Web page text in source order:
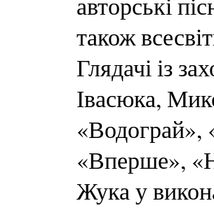
також
Глядачі із
Івасюка,
«Водограй»,
«Вперше»,
Жука у